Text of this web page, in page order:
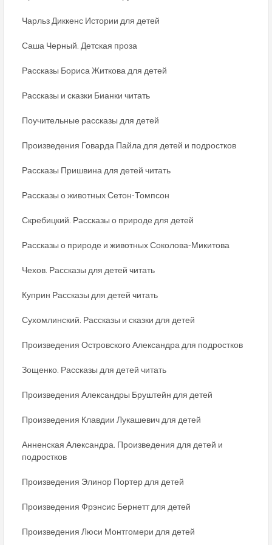
Чарльз Диккенс Истории для детей
Саша Черный. Детская проза
Рассказы Бориса Житкова для детей
Рассказы и сказки Бианки читать
Поучительные рассказы для детей
Произведения Говарда Пайла для детей и подростков
Рассказы Пришвина для детей читать
Рассказы о животных Сетон-Томпсон
Скребицкий. Рассказы о природе для детей
Рассказы о природе и животных Соколова-Микитова
Чехов. Рассказы для детей читать
Куприн Рассказы для детей читать
Сухомлинский. Рассказы и сказки для детей
Произведения Островского Александра для подростков
Зощенко. Рассказы для детей читать
Произведения Александры Бруштейн для детей
Произведения Клавдии Лукашевич для детей
Анненская Александра. Произведения для детей и
подростков
Произведения Элинор Портер для детей
Произведения Фрэнсис Бернетт для детей
Произведения Люси Монтгомери для детей